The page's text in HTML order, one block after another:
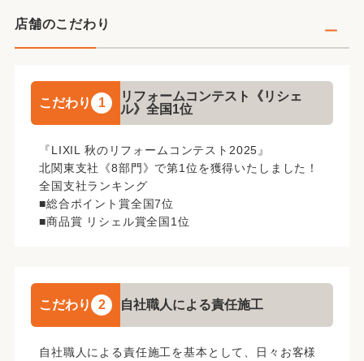
【モデルハウス完成見学会】
◆◇◆最新の補助金制度をご紹介！お気軽にご相談下さ
◆◇◆マンションリフォームもお任せ下さい◆◇◆
店舗のこだわり
こだわり 1
リフォームコンテスト《リシェ
ル》全国1位
『LIXIL 秋のリフォームコンテスト2025』
北関東支社《8部門》で第1位を獲得いたしました！
全国支社ランキング
■総合ポイント賞全国7位
■商品賞 リシェル賞全国1位
こだわり 2 自社職人による責任施工
自社職人による責任施工を基本として、日々お客様